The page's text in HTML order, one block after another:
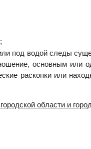
под водой следы
основным или
раскопки или
области и